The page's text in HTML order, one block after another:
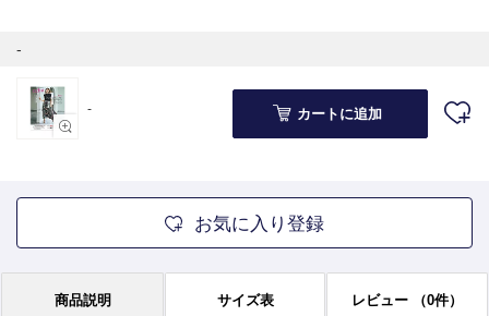
-
- カートに追加
お気に入り登録
商品説明 サイズ表 レビュー （0件）